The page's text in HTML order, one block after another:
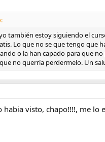
también estoy siguiendo el
Lo que no se que tengo que
o la han capado para que
no querría perdermelo. Un
habia visto, chapo!!!!, me